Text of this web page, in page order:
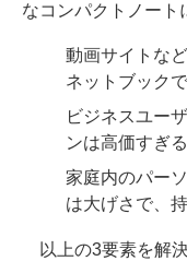
なコンパクトノート
動画サイトな
ネットブック
ビジネスユー
ンは高価すぎる
家庭内のパー
は大げさで、
以上の3要素を解